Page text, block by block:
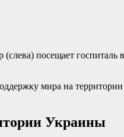
(слева) посещает
мира на
Украины